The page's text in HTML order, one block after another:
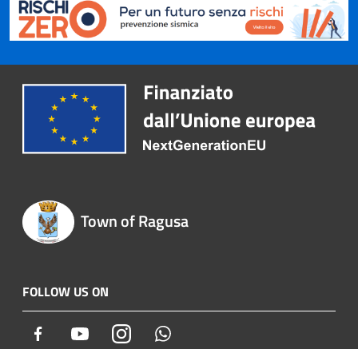
Town of Ragusa
FOLLOW US ON
Facebook YoutubeInstagram